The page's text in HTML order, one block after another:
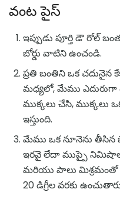
వంట పైస్
ఇప్పుడు పూర్తి డౌ రోల్
బోర్డు వాటిని ఉంచండి.
ప్రతి బంతిని ఒక చదునైన
మధ్యలో, మేము ఎదురుగా
ముక్కలు చేసి, ముక్కలు
ఇస్తుంది.
మేము ఒక నూనెను తీసిన
ఇరవై లేదా ముప్పై
మరియు పాలు
20 డిగ్రీల వరకు